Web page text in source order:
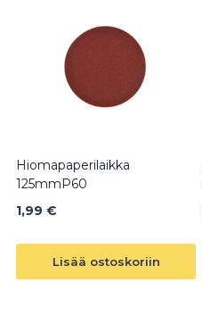
Hiomapaperilaikka
125mmP60
1,99 €
Lisää ostoskoriin